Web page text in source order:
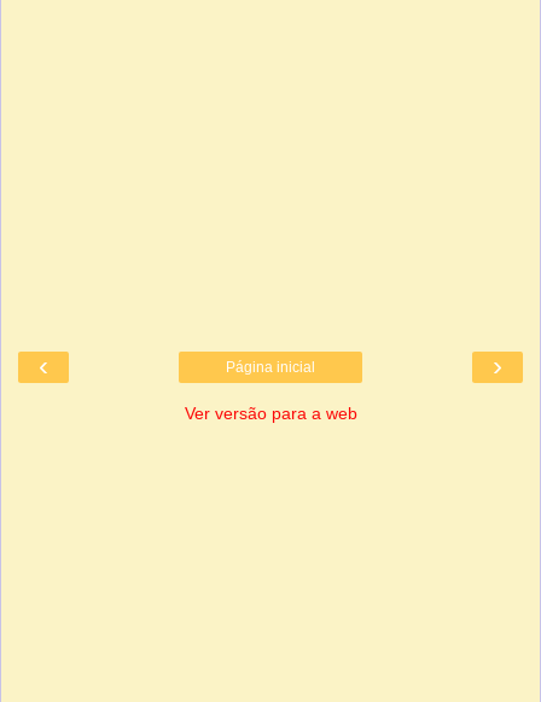
‹ ›
Página inicial
Ver versão para a web